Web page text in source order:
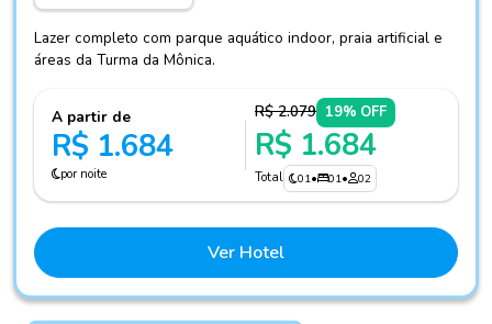
Lazer completo com parque aquático indoor, praia artificial e
áreas da Turma da Mônica.
A partir de
R$ 1.684
por noite
R$ 2.079 19% OFF
R$ 1.684
Total 01• 01• 02
Ver Hotel